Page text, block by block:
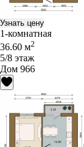
Узнать цену
1-комнатная
36.60 м2
5/8 этаж
Дом 966